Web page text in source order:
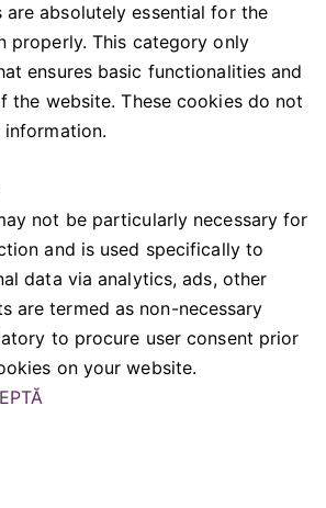
are absolutely essential for the
properly. This category only
ensures basic functionalities and
the website. These cookies do not
information.
not be particularly necessary for
and is used specifically to
data via analytics, ads, other
are termed as non-necessary
to procure user consent prior
on your website.